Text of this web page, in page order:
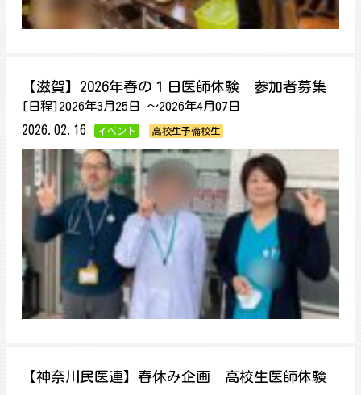
【滋賀】2026年春の１日医師体験 参加者募集
[日程]2026年3月25日 ～2026年4月07日
2026.02.16
イベント 高校生予備校生
【神奈川民医連】春休み企画 高校生医師体験